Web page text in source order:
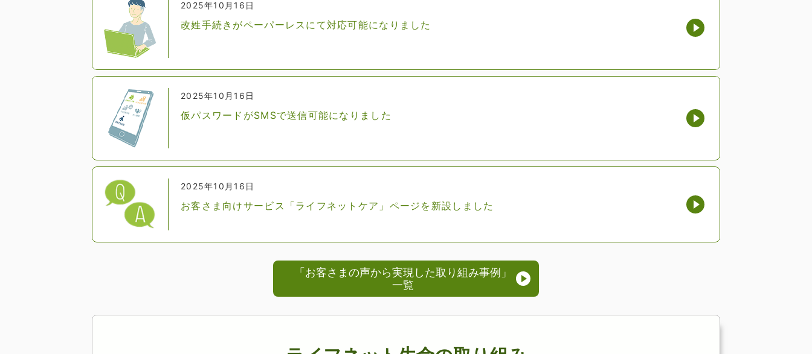
2025年10月16日
改姓手続きがペーパーレスにて対応可能になりました
2025年10月16日
仮パスワードがSMSで送信可能になりました
2025年10月16日
お客さま向けサービス「ライフネットケア」ページを新設しました
「お客さまの声から実現した取り組み事例」
一覧